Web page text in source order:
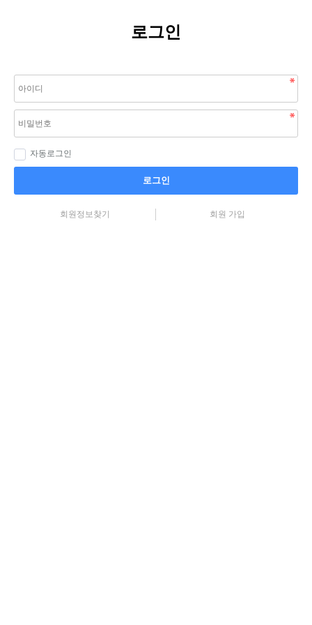
로그인
자동로그인
로그인
회원정보찾기 회원 가입